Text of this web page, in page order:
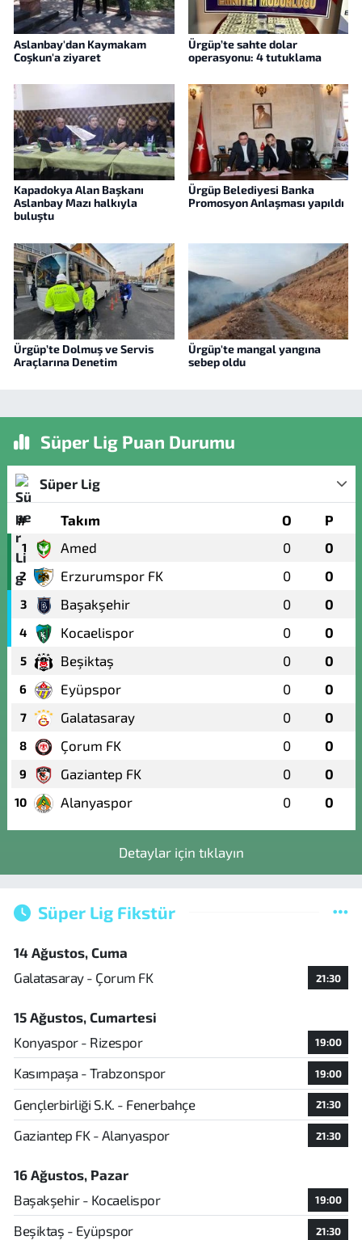
Aslanbay'dan Kaymakam
Coşkun'a ziyaret
Ürgüp’te sahte dolar
operasyonu: 4 tutuklama
Kapadokya Alan Başkanı
Aslanbay Mazı halkıyla
buluştu
Ürgüp Belediyesi Banka
Promosyon Anlaşması yapıldı
Ürgüp’te Dolmuş ve Servis
Araçlarına Denetim
Ürgüp'te mangal yangına
sebep oldu
Süper Lig Puan Durumu
Süper Lig
# Takım O P
1 Amed 0 0
2 Erzurumspor FK 0 0
3 Başakşehir 0 0
4 Kocaelispor 0 0
5 Beşiktaş 0 0
6 Eyüpspor 0 0
7 Galatasaray 0 0
8 Çorum FK 0 0
9 Gaziantep FK 0 0
10 Alanyaspor 0 0
Detaylar için tıklayın
Süper Lig Fikstür
14 Ağustos, Cuma
Galatasaray - Çorum FK
21:30
15 Ağustos, Cumartesi
Konyaspor - Rizespor
19:00
Kasımpaşa - Trabzonspor 19:00
Gençlerbirliği S.K. - Fenerbahçe 21:30
Gaziantep FK - Alanyaspor 21:30
16 Ağustos, Pazar
Başakşehir - Kocaelispor
19:00
Beşiktaş - Eyüpspor 21:30